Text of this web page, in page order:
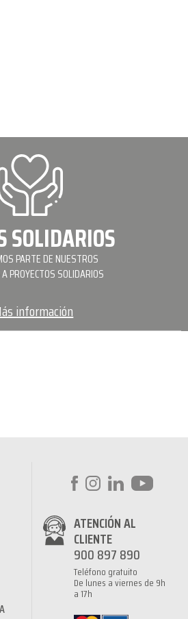
SOLIDARIOS
PARTE DE NUESTROS
PROYECTOS SOLIDARIOS
información
ATENCIÓN AL
CLIENTE
900 897 890
Teléfono gratuito
De lunes a viernes de 9h
a 17h